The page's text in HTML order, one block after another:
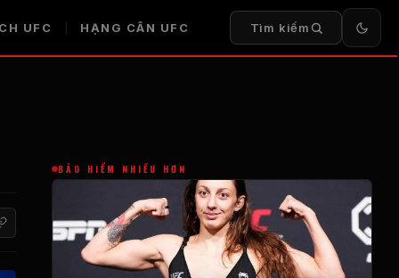
UFC HẠNG CÂN UFC Tìm kiếm
BẢO HIỂM NHIỀU HƠN